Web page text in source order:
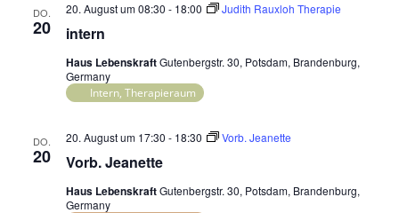
DO.
20 intern
20. August um 08:30 - 18:00 Judith Rauxloh Therapie
Haus LebenskraftGutenbergstr. 30, Potsdam, Brandenburg,
Germany
Intern, Therapieraum
DO.
20 Vorb. Jeanette
20. August um 17:30 - 18:30 Vorb. Jeanette
Haus LebenskraftGutenbergstr. 30, Potsdam, Brandenburg,
Germany